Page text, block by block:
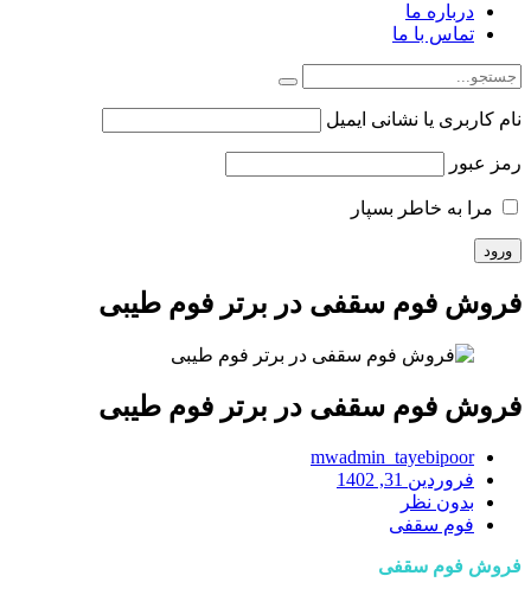
درباره ما
تماس با ما
نام کاربری یا نشانی ایمیل
رمز عبور
مرا به خاطر بسپار
فروش فوم سقفی در برتر فوم طیبی
فروش فوم سقفی در برتر فوم طیبی
mwadmin_tayebipoor
فروردین 31, 1402
بدون نظر
فوم سقفی
فروش فوم سقفی